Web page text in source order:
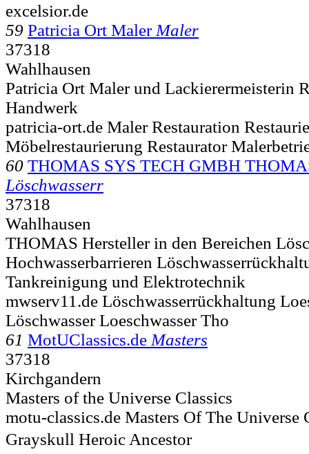
excelsior.de
59 Patricia Ort Maler Maler
37318
Wahlhausen
Patricia Ort Maler und Lackierermeisterin
Handwerk
patricia-ort.de Maler Restauration
Möbelrestaurierung Restaurator
60 THOMAS SYS TECH GMBH
Löschwasserr
37318
Wahlhausen
THOMAS Hersteller in den Bereichen
Hochwasserbarrieren
Tankreinigung und Elektrotechnik
mwserv11.de Löschwasserrückhaltung
Löschwasser Loeschwasser Tho
61 MotUClassics.de Masters
37318
Kirchgandern
Masters of the Universe Classics
motu-classics.de Masters Of The Universe
Grayskull Heroic Ancestor